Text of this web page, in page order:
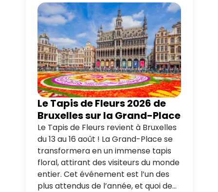
Le Tapis de Fleurs 2026 de
Bruxelles sur la Grand-Place
Le Tapis de Fleurs revient à Bruxelles
du 13 au 16 août ! La Grand-Place se
transformera en un immense tapis
floral, attirant des visiteurs du monde
entier. Cet événement est l’un des
plus attendus de l’année, et quoi de